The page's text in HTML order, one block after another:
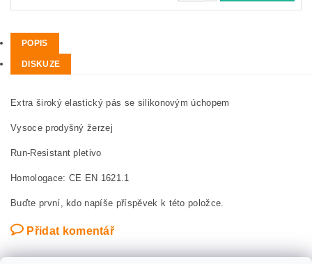
POPIS
DISKUZE
Extra široký elastický pás se silikonovým úchopem
Vysoce prodyšný žerzej
Run-Resistant pletivo
Homologace: CE EN 1621.1
Buďte první, kdo napíše příspěvek k této položce.
Přidat komentář